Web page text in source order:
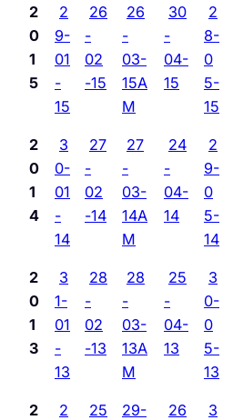
2
0
1
5
2
9-
01
-
15
26
-
02
-15
26
-
03-
15A
M
30
-
04-
15
2
8-
0
5-
15
2
0
1
4
3
0-
01
-
14
27
-
02
-14
27
-
03-
14A
M
24
-
04-
14
2
9-
0
5-
14
2
0
1
3
3
1-
01
-
13
28
-
02
-13
28
-
03-
13A
M
25
-
04-
13
3
0-
0
5-
13
2
2
25
29-
26
3